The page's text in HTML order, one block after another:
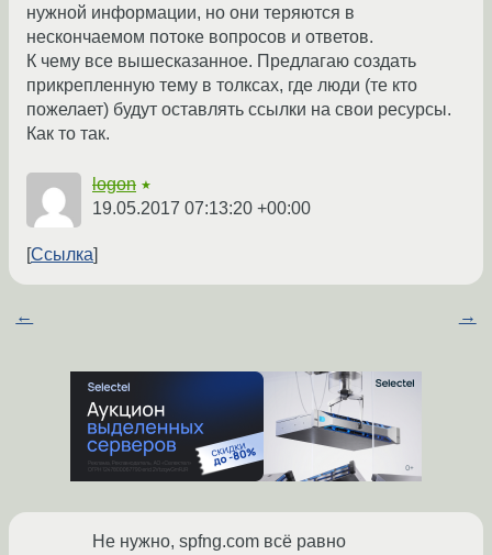
нужной информации, но они теряются в
нескончаемом потоке вопросов и ответов.
К чему все вышесказанное. Предлагаю создать
прикрепленную тему в толксах, где люди (те кто
пожелает) будут оставлять ссылки на свои ресурсы.
Как то так.
logon ★
19.05.2017 07:13:20 +00:00
Ссылка
← →
Не нужно, spfng.com всё равно